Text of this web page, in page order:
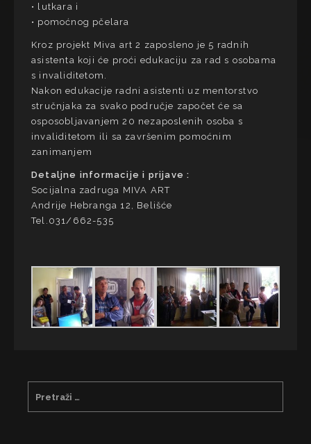
• lutkara i
• pomoćnog pčelara
Kroz projekt Miva art 2 zaposleno je 5 radnih
asistenta koji će proći edukaciju za rad s osobama
s invaliditetom.
Nakon edukacije radni asistenti uz mentorstvo
stručnjaka za svako područje započet će sa
osposobljavanjem 20 nezaposlenih osoba s
invaliditetom ili sa završenim pomoćnim
zanimanjem
Detaljne informacije i prijave :
Socijalna zadruga MIVA ART
Andrije Hebranga 12, Belišće
Tel.031/662-535